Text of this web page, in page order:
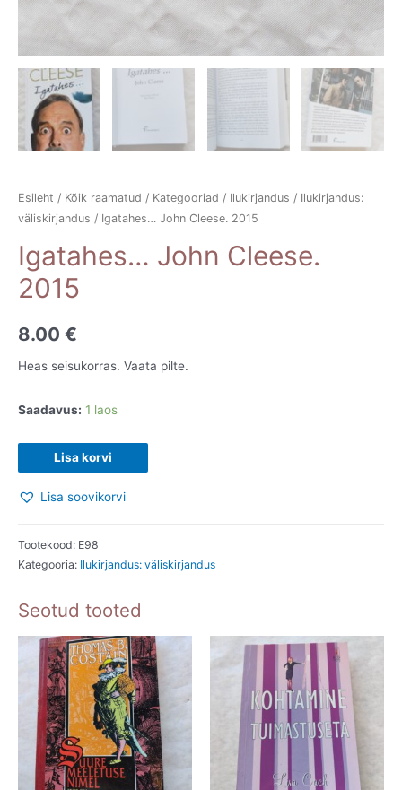
Esileht / Kõik raamatud / Kategooriad / Ilukirjandus / Ilukirjandus:
väliskirjandus / Igatahes… John Cleese. 2015
Igatahes… John Cleese.
2015
8.00 €
Heas seisukorras. Vaata pilte.
Saadavus: 1 laos
Igatahes...
John
Cleese.
kogus
Lisa korvi
Lisa soovikorvi
Tootekood: E98
Kategooria: Ilukirjandus: väliskirjandus
Seotud tooted